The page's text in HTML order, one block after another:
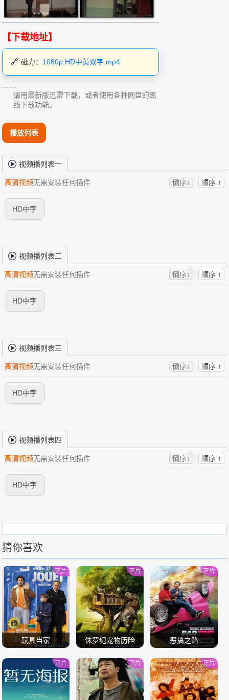
【下载地址】
磁力： 1080p.HD中英双字.mp4
……
请用最新版迅雷下载，或者使用各种网盘的离
线下载功能。
播放列表
视频播列表一
高清视频无需安装任何插件 倒序↓ 顺序 ↑
HD中字
视频播列表二
高清视频无需安装任何插件 倒序↓ 顺序 ↑
HD中字
视频播列表三
高清视频无需安装任何插件 倒序↓ 顺序 ↑
HD中字
视频播列表四
高清视频无需安装任何插件 倒序↓ 顺序 ↑
HD中字
猜你喜欢
玩具当家
/
正片
侏罗纪宠物历险
/
正片
恶搞之路
/
正片
正片 正片 正片